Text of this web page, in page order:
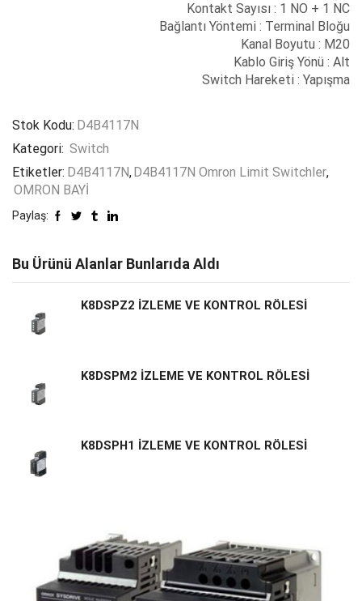
Kontakt Sayısı : 1 NO + 1 NC
Bağlantı Yöntemi : Terminal Bloğu
Kanal Boyutu : M20
Kablo Giriş Yönü : Alt
Switch Hareketi : Yapışma
Stok Kodu: D4B4117N
Kategori: Switch
Etiketler: D4B4117N,D4B4117N Omron Limit Switchler,
OMRON BAYİ
Paylaş:
Bu Ürünü Alanlar Bunlarıda Aldı
K8DSPZ2 İZLEME VE KONTROL RÖLESİ
K8DSPM2 İZLEME VE KONTROL RÖLESİ
K8DSPH1 İZLEME VE KONTROL RÖLESİ